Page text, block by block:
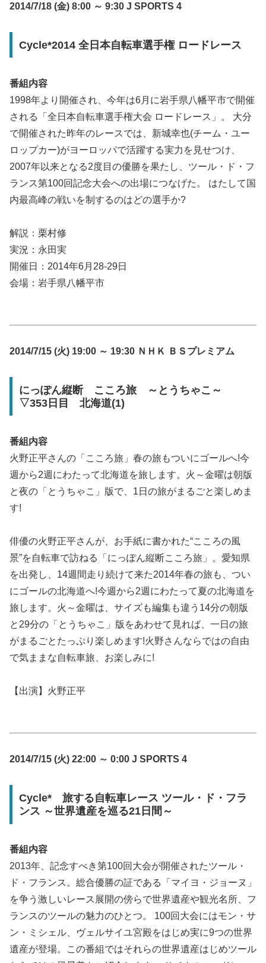
2014/7/18 (金) 8:00 ～ 9:30 J SPORTS 4
Cycle*2014 全日本自転車選手権 ロードレース
番組内容
1998年より開催され、今年は6月に岩手県八幡平市で開催
される「全日本自転車選手権大会 ロードレース」。 大分
で開催された昨年のレースでは、新城幸也(チーム・ユー
ロップカー)がヨーロッパで活躍する実力を見せつけ、
2007年以来となる2度目の優勝を果たし、ツール・ド・フ
ランス第100回記念大会への出場につなげた。 はたして国
内最高峰の戦いを制するのはどの選手か?
解説：栗村修
実況：永田実
開催日：2014年6月28-29日
会場：岩手県八幡平市
2014/7/15 (火) 19:00 ～ 19:30 ＮＨＫ ＢＳプレミアム
にっぽん縦断 こころ旅 ～とうちゃこ～
▽353日目 北海道(1)
番組内容
火野正平さんの「こころ旅」春の旅もついにゴールへ!今
週から2週にわたって北海道を旅します。火～金曜は朝版
と夜の「とうちゃこ」版で、1日の旅がまるごと楽しめま
す!
俳優の火野正平さんが、お手紙に書かれた“こころの風
景”を自転車で訪ねる「にっぽん縦断こころ旅」。愛知県
を出発し、14週間走り続けて来た2014年春の旅も、つい
にゴールの北海道へ!今週から2週にわたって夏の北海道を
旅します。火～金曜は、サイズも編集も違う14分の朝版
と29分の「とうちゃこ」版をあわせて見れば、一日の旅
がまるごとたっぷり楽しめます!火野さんならではの自由
で気ままな自転車旅、お楽しみに!
【出演】火野正平
2014/7/15 (火) 22:00 ～ 0:00 J SPORTS 4
Cycle* 旅する自転車レース ツール・ド・フラ
ンス ～世界遺産を巡る21日間～
番組内容
2013年、記念すべき第100回大会が開催されたツール・
ド・フランス。総合優勝の証である「マイヨ・ジョーヌ」
を争う激しいレース展開の傍らで世界遺産や観光名所、フ
ランスのツールの魅力のひとつ。 100回大会にはモン・サ
ン・ミシェル、ヴェルサイユ宮殿をはじめ実に9つの世界
遺産が登場。この番組ではそれらの世界遺産はじめツール